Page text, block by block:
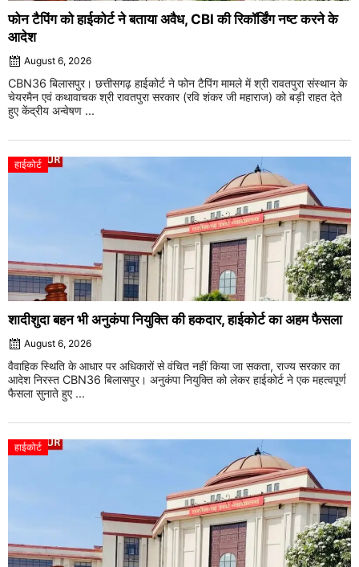
फोन टैपिंग को हाईकोर्ट ने बताया अवैध, CBI की रिकॉर्डिंग नष्ट करने के
आदेश
August 6, 2026
CBN36 बिलासपुर। छत्तीसगढ़ हाईकोर्ट ने फोन टैपिंग मामले में श्री रावतपुरा संस्थान के
चेयरमैन एवं कथावाचक श्री रावतपुरा सरकार (रवि शंकर जी महाराज) को बड़ी राहत देते
हुए केंद्रीय अन्वेषण ...
हाईकोर्ट
शादीशुदा बहन भी अनुकंपा नियुक्ति की हकदार, हाईकोर्ट का अहम फैसला
August 6, 2026
वैवाहिक स्थिति के आधार पर अधिकारों से वंचित नहीं किया जा सकता, राज्य सरकार का
आदेश निरस्त CBN36 बिलासपुर। अनुकंपा नियुक्ति को लेकर हाईकोर्ट ने एक महत्वपूर्ण
फैसला सुनाते हुए ...
हाईकोर्ट